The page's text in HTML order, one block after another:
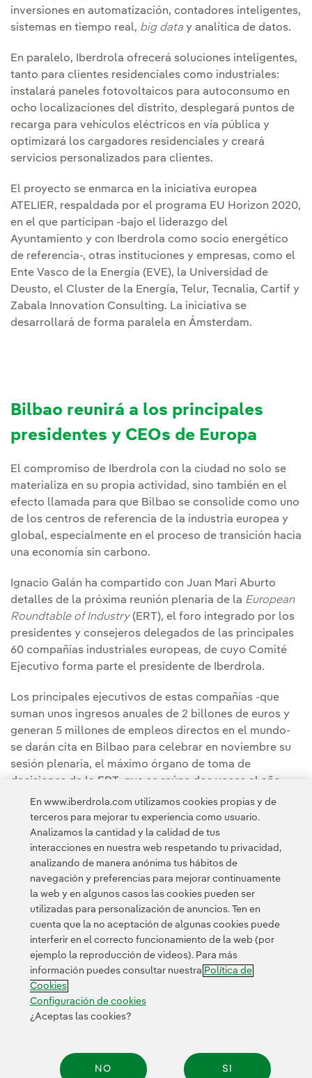
inversiones en automatización, contadores inteligentes,
sistemas en tiempo real, big data y analítica de datos.
En paralelo, Iberdrola ofrecerá soluciones inteligentes,
tanto para clientes residenciales como industriales:
instalará paneles fotovoltaicos para autoconsumo en
ocho localizaciones del distrito, desplegará puntos de
recarga para vehículos eléctricos en vía pública y
optimizará los cargadores residenciales y creará
servicios personalizados para clientes.
El proyecto se enmarca en la iniciativa europea
ATELIER, respaldada por el programa EU Horizon 2020,
en el que participan -bajo el liderazgo del
Ayuntamiento y con Iberdrola como socio energético
de referencia-, otras instituciones y empresas, como el
Ente Vasco de la Energía (EVE), la Universidad de
Deusto, el Cluster de la Energía, Telur, Tecnalia, Cartif y
Zabala Innovation Consulting. La iniciativa se
desarrollará de forma paralela en Ámsterdam.
Bilbao reunirá a los principales
presidentes y CEOs de Europa
El compromiso de Iberdrola con la ciudad no solo se
materializa en su propia actividad, sino también en el
efecto llamada para que Bilbao se consolide como uno
de los centros de referencia de la industria europea y
global, especialmente en el proceso de transición hacia
una economía sin carbono.
Ignacio Galán ha compartido con Juan Mari Aburto
detalles de la próxima reunión plenaria de la European
Roundtable of Industry (ERT), el foro integrado por los
presidentes y consejeros delegados de las principales
60 compañías industriales europeas, de cuyo Comité
Ejecutivo forma parte el presidente de Iberdrola.
Los principales ejecutivos de estas compañías -que
suman unos ingresos anuales de 2 billones de euros y
generan 5 millones de empleos directos en el mundo-
se darán cita en Bilbao para celebrar en noviembre su
sesión plenaria, el máximo órgano de toma de
decisiones de la ERT, que se reúne dos veces al año.
Acceso a información legal
Contacta Clientes Política de Privacidad Información legal
Transparencia en el uso de la IA
Configuración de cookies Accesibilidad
En www.iberdrola.com utilizamos cookies propias y de
terceros para mejorar tu experiencia como usuario.
Analizamos la cantidad y la calidad de tus
interacciones en nuestra web respetando tu privacidad,
analizando de manera anónima tus hábitos de
navegación y preferencias para mejorar continuamente
la web y en algunos casos las cookies pueden ser
utilizadas para personalización de anuncios. Ten en
cuenta que la no aceptación de algunas cookies puede
interferir en el correcto funcionamiento de la web (por
ejemplo la reproducción de videos). Para más
información puedes consultar nuestra Política de
Cookies
Configuración de cookies
¿Aceptas las cookies?
NO SI